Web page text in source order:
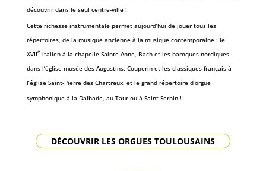
découvrir dans le seul centre-ville !
Cette richesse instrumentale permet aujourd’hui de jouer tous les
répertoires, de la musique ancienne à la musique contemporaine : le
XVIIeitalien à la chapelle Sainte-Anne, Bach et les baroques nordiques
dans l’église-musée des Augustins, Couperin et les classiques français à
l’église Saint-Pierre des Chartreux, et le grand répertoire d’orgue
symphonique à la Dalbade, au Taur ou à Saint-Sernin !
DÉCOUVRIR LES ORGUES TOULOUSAINS